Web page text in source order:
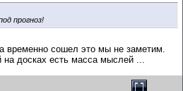
прогноз!
временно сошел это мы не заметим.
на досках есть масса мыслей ...